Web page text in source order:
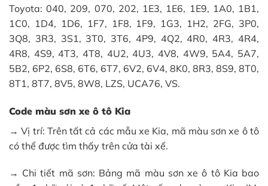
Toyota: 040, 209, 070, 202, 1E3, 1E6, 1E9, 1A0, 1B1,
1C0, 1D4, 1D6, 1F7, 1F8, 1F9, 1G3, 1H2, 2FG, 3P0,
3Q8, 3R3, 3S1, 3T0, 3T6, 4P9, 4Q2, 4R0, 4R3, 4R4,
4R8, 4S9, 4T3, 4T8, 4U2, 4U3, 4V8, 4W9, 5A4, 5A7,
5B2, 6P2, 6S8, 6T6, 6T7, 6V2, 6V4, 8K0, 8R3, 8S9, 8T0,
8T1, 8T7, 8V5, 8W8, LZS, UCA76, VS.
Code màu sơn xe ô tô Kia
→ Vị trí: Trên tất cả các mẫu xe Kia, mã màu sơn xe ô tô
có thể được tìm thấy trên cửa tài xế.
→ Chi tiết mã sơn: Bảng mã màu sơn xe ô tô Kia bao